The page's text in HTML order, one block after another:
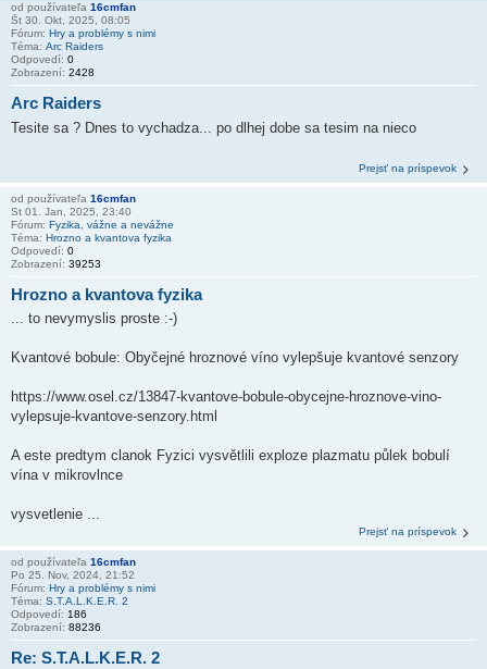
od používateľa 16cmfan
Št 30. Okt, 2025, 08:05
Fórum: Hry a problémy s nimi
Téma: Arc Raiders
Odpovedí: 0
Zobrazení: 2428
Arc Raiders
Tesite sa ? Dnes to vychadza... po dlhej dobe sa tesim na nieco
Prejsť na príspevok
od používateľa 16cmfan
St 01. Jan, 2025, 23:40
Fórum: Fyzika, vážne a nevážne
Téma: Hrozno a kvantova fyzika
Odpovedí: 0
Zobrazení: 39253
Hrozno a kvantova fyzika
... to nevymyslis proste :-)
Kvantové bobule: Obyčejné hroznové víno vylepšuje kvantové senzory
https://www.osel.cz/13847-kvantove-bobule-obycejne-hroznove-vino-
vylepsuje-kvantove-senzory.html
A este predtym clanok Fyzici vysvětlili exploze plazmatu půlek bobulí
vína v mikrovlnce
vysvetlenie ...
Prejsť na príspevok
od používateľa 16cmfan
Po 25. Nov, 2024, 21:52
Fórum: Hry a problémy s nimi
Téma: S.T.A.L.K.E.R. 2
Odpovedí: 186
Zobrazení: 88236
Re: S.T.A.L.K.E.R. 2